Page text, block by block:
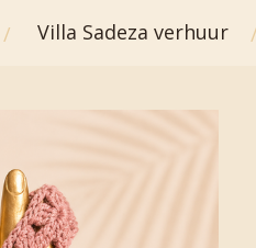
Villa Sadeza verhuur